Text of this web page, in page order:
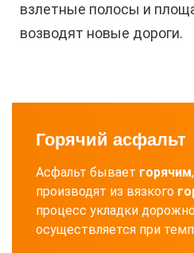
взлетные полосы и
возводят новые дороги.
Горячий асфальт
Асфальт бывает горячим
производят из вязкого
процесс укладки
осуществляется при